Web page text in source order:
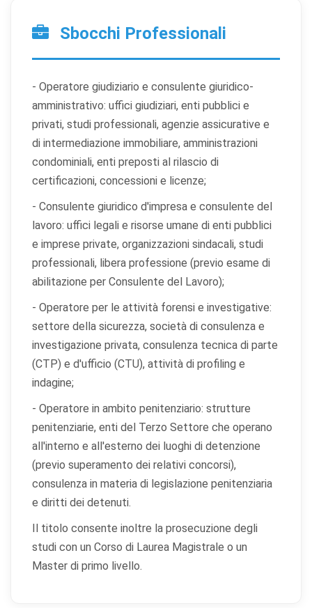
Sbocchi Professionali
- Operatore giudiziario e consulente giuridico-
amministrativo: uffici giudiziari, enti pubblici e
privati, studi professionali, agenzie assicurative e
di intermediazione immobiliare, amministrazioni
condominiali, enti preposti al rilascio di
certificazioni, concessioni e licenze;
- Consulente giuridico d'impresa e consulente del
lavoro: uffici legali e risorse umane di enti pubblici
e imprese private, organizzazioni sindacali, studi
professionali, libera professione (previo esame di
abilitazione per Consulente del Lavoro);
- Operatore per le attività forensi e investigative:
settore della sicurezza, società di consulenza e
investigazione privata, consulenza tecnica di parte
(CTP) e d'ufficio (CTU), attività di profiling e
indagine;
- Operatore in ambito penitenziario: strutture
penitenziarie, enti del Terzo Settore che operano
all'interno e all'esterno dei luoghi di detenzione
(previo superamento dei relativi concorsi),
consulenza in materia di legislazione penitenziaria
e diritti dei detenuti.
Il titolo consente inoltre la prosecuzione degli
studi con un Corso di Laurea Magistrale o un
Master di primo livello.